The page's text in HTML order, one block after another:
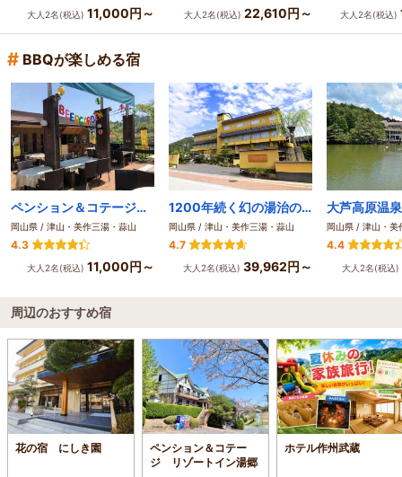
大人2名(税込) 11,000円～ 大人2名(税込) 22,610円～ 大人2名(税込)
# BBQが楽しめる宿
ペンション＆コテージ リゾートイン湯郷
岡山県 / 津山・美作三湯・蒜山
4.3
大人2名(税込) 11,000円～
1200年続く幻の湯治の郷 湯郷温泉 季譜の里
岡山県 / 津山・美作三湯・蒜山
4.7
大人2名(税込) 39,962円～
大芦高原温
岡山県 / 津山・美
4.4
大人2名(税込)
周辺のおすすめ宿
花の宿 にしき園
ペンション＆コテー
ジ リゾートイン湯郷
ホテル作州武蔵